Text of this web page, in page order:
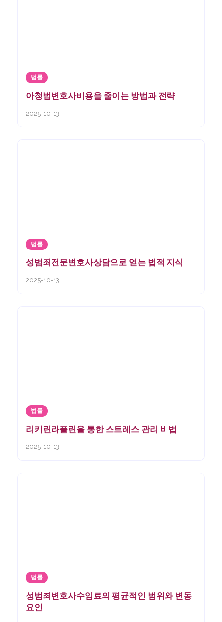
법률
아청법변호사비용을 줄이는 방법과 전략
2025-10-13
법률
성범죄전문변호사상담으로 얻는 법적 지식
2025-10-13
법률
리키린라플린을 통한 스트레스 관리 비법
2025-10-13
법률
성범죄변호사수임료의 평균적인 범위와 변동
요인